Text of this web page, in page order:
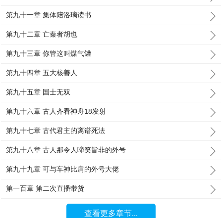
第九十一章 集体陪洛璃读书
第九十二章 亡秦者胡也
第九十三章 你管这叫煤气罐
第九十四章 五大核善人
第九十五章 国士无双
第九十六章 古人齐看神舟18发射
第九十七章 古代君主的离谱死法
第九十八章 古人那令人啼笑皆非的外号
第九十九章 可与车神比肩的外号大佬
第一百章 第二次直播带货
查看更多章节...